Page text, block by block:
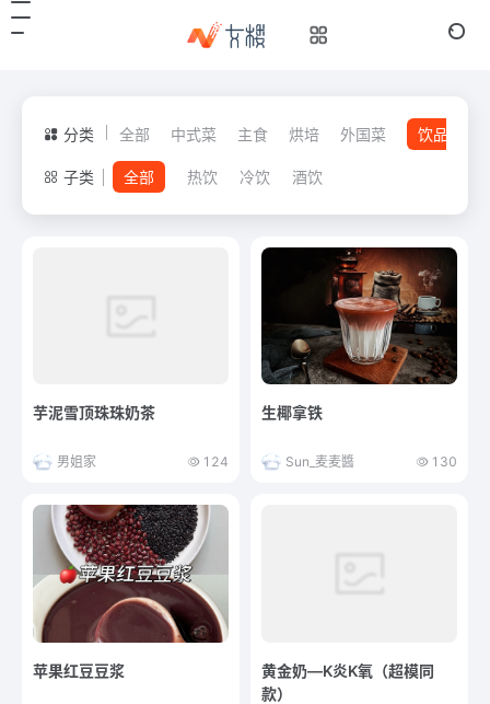
分类 全部 中式菜 主食 烘培 外国菜 饮品
子类 全部 热饮 冷饮 酒饮
芋泥雪顶珠珠奶茶
男姐家 124
生椰拿铁
Sun_麦麦醬 130
苹果红豆豆浆
黄金奶—K炎K氧（超模同
款）